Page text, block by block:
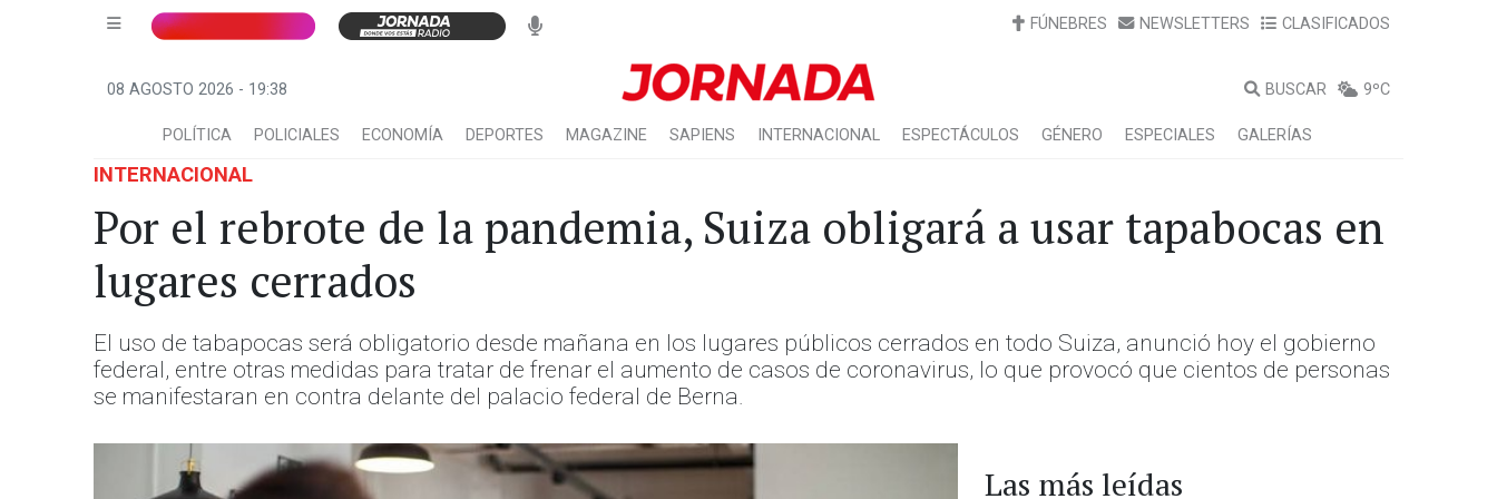
FÚNEBRES NEWSLETTERS CLASIFICADOS
08 AGOSTO 2026 - 19:38 BUSCAR 9ºC
POLÍTICA POLICIALES ECONOMÍA DEPORTES MAGAZINE SAPIENS INTERNACIONAL ESPECTÁCULOS GÉNERO ESPECIALES GALERÍAS
INTERNACIONAL
Por el rebrote de la pandemia, Suiza obligará a usar tapabocas en
lugares cerrados
El uso de tabapocas será obligatorio desde mañana en los lugares públicos cerrados en todo Suiza, anunció hoy el gobierno
federal, entre otras medidas para tratar de frenar el aumento de casos de coronavirus, lo que provocó que cientos de personas
se manifestaran en contra delante del palacio federal de Berna.
Las más leídas